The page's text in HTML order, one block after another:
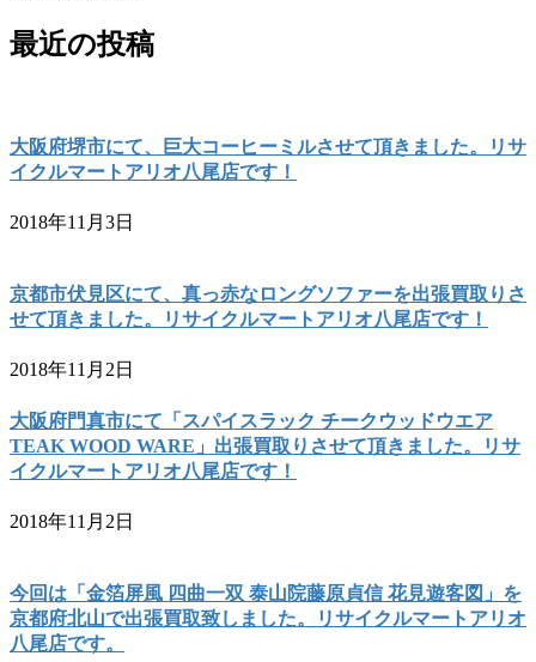
最近の投稿
大阪府堺市にて、巨大コーヒーミルさせて頂きました。リサ
イクルマートアリオ八尾店です！
2018年11月3日
京都市伏見区にて、真っ赤なロングソファーを出張買取りさ
せて頂きました。リサイクルマートアリオ八尾店です！
2018年11月2日
大阪府門真市にて「スパイスラック チークウッドウエア
TEAK WOOD WARE」出張買取りさせて頂きました。リサ
イクルマートアリオ八尾店です！
2018年11月2日
今回は「金箔屏風 四曲一双 泰山院藤原貞信 花見遊客図」を
京都府北山で出張買取致しました。リサイクルマートアリオ
八尾店です。